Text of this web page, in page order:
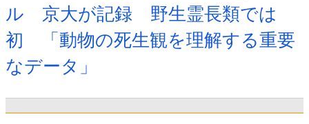
ル 京大が記録 野生霊長類では
初 「動物の死生観を理解する重要
なデータ」